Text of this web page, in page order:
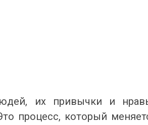
их привычки и
процесс, который